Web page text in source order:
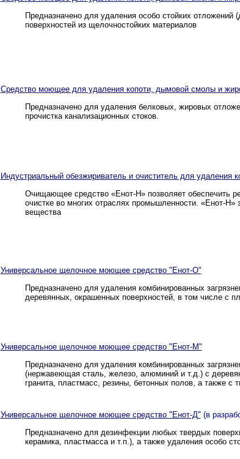
Предназначено для удаления особо стойких
поверхностей из щелочностойких материалов
Средство моющее для удаления копоти, дымовой смолы и
Предназначено для удаления белковых, жировых
прочистка канализационных стоков.
Индустриальный обезжириватель и очиститель для удаления
Очищающее средство «Енот-Н» позволяет обеспечить
очистке во многих отраслях промышленности. «Енот-
вещества
Универсальное щелочное моющее средство "Енот-О"
Предназначено для удаления комбинированных
деревянных, окрашенных поверхностей, в том числе с
Универсальное щелочное моющее средство "Енот-М"
Предназначено для удаления комбинированных
(нержавеющая сталь, железо, алюминий и т.д.) с
гранита, пластмасс, резины, бетонных полов, а также с
Универсальное щелочное моющее средство "Енот-Д" (в
Предназначено для дезинфекции любых твердых
керамика, пластмасса и т.п.), а также удаления особо